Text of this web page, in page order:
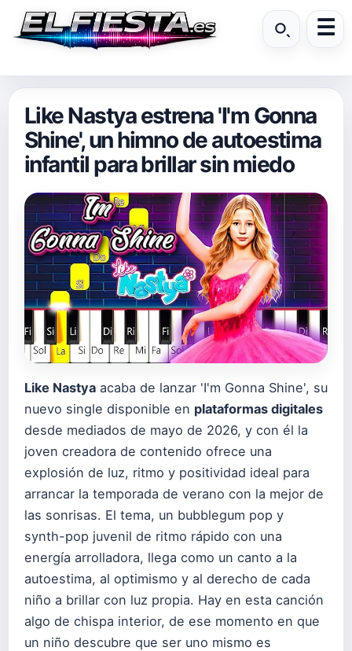
Like Nastya estrena 'I'm Gonna
Shine', un himno de autoestima
infantil para brillar sin miedo
Like Nastya acaba de lanzar 'I'm Gonna Shine', su
nuevo single disponible en plataformas digitales
desde mediados de mayo de 2026, y con él la
joven creadora de contenido ofrece una
explosión de luz, ritmo y positividad ideal para
arrancar la temporada de verano con la mejor de
las sonrisas. El tema, un bubblegum pop y
synth-pop juvenil de ritmo rápido con una
energía arrolladora, llega como un canto a la
autoestima, al optimismo y al derecho de cada
niño a brillar con luz propia. Hay en esta canción
algo de chispa interior, de ese momento en que
un niño descubre que ser uno mismo es